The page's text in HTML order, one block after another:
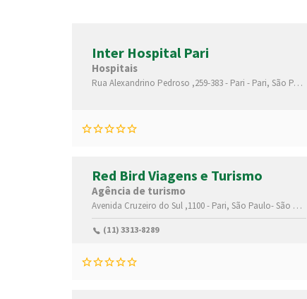
Inter Hospital Pari
Hospitais
Rua Alexandrino Pedroso ,259-383 - Pari - Pari, São Paulo-
Red Bird Viagens e Turismo
Agência de turismo
Avenida Cruzeiro do Sul ,1100 - Pari, São Paulo-São Paulo(SP)
(11) 3313-8289